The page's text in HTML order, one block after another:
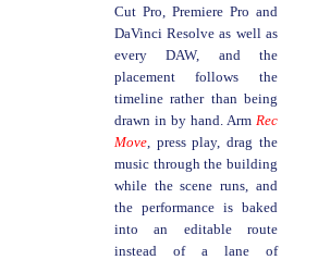
Cut Pro, Premiere Pro and
DaVinci Resolve as well as
every DAW, and the
placement follows the
timeline rather than being
drawn in by hand. Arm Rec
Move , press play, drag the
music through the building
while the scene runs, and
the performance is baked
into an editable route
instead of a lane of